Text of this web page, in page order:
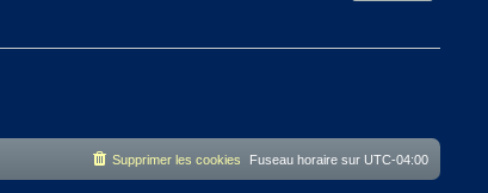
Fuseau horaire sur UTC-04:00
Supprimer les cookies